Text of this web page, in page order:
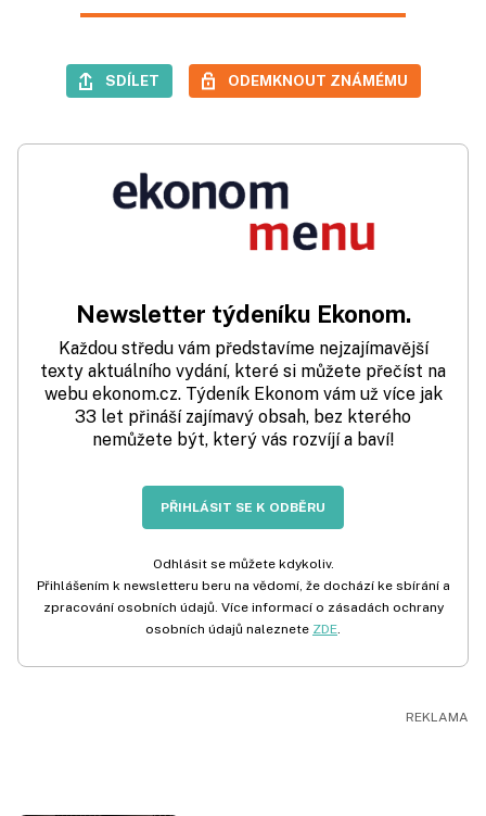
SDÍLET ODEMKNOUT ZNÁMÉMU
Newsletter týdeníku Ekonom.
Každou středu vám představíme nejzajímavější
texty aktuálního vydání, které si můžete přečíst na
webu ekonom.cz. Týdeník Ekonom vám už více jak
33 let přináší zajímavý obsah, bez kterého
nemůžete být, který vás rozvíjí a baví!
PŘIHLÁSIT SE K ODBĚRU
Odhlásit se můžete kdykoliv.
Přihlášením k newsletteru beru na vědomí, že dochází ke sbírání a
zpracování osobních údajů. Více informací o zásadách ochrany
osobních údajů naleznete ZDE.